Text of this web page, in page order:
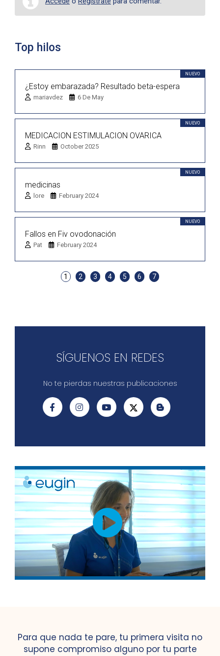
Top hilos
NUEVO
¿Estoy embarazada? Resultado beta-espera
mariavdez 6 De May
NUEVO
MEDICACION ESTIMULACION OVARICA
Rinn October 2025
NUEVO
medicinas
lore February 2024
NUEVO
Fallos en Fiv ovodonación
Pat February 2024
1 2 3 4 5 6 7
SÍGUENOS EN REDES
No te pierdas nuestras publicaciones
Para que nada te pare, tu primera visita no
supone compromiso alguno por tu parte